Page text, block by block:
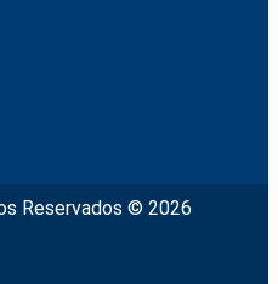
Reservados © 2026